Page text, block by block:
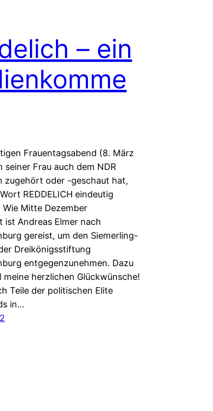
– ein
Frauentagsabend (8. März
seiner Frau auch dem NDR
zugehört oder -geschaut hat,
REDDELICH eindeutig
Mitte Dezember
ist Andreas Elmer nach
gereist, um den Siemerling-
Dreikönigsstiftung
entgegenzunehmen. Dazu
meine herzlichen Glückwünsche!
Teile der politischen Elite
in…